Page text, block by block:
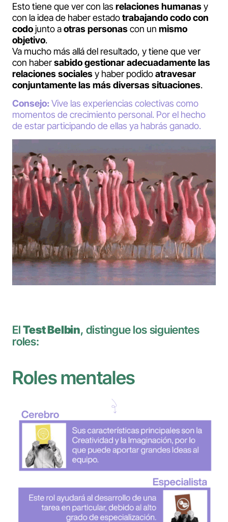
Esto tiene que ver con las relaciones humanasy
con la idea de haber estadotrabajando codo con
codojunto aotras personascon un mismo
objetivo.
Va mucho más allá del resultado, y tiene que ver
con habersabido gestionar adecuadamente las
relaciones socialesy haber podidoatravesar
conjuntamente las más diversas situaciones.
Consejo:Vive las experiencias colectivas como
momentos de crecimiento personal. Por el hecho
de estar participando de ellas ya habrás ganado.
ElTest Belbin, distingue los siguientes
roles:
Roles mentales